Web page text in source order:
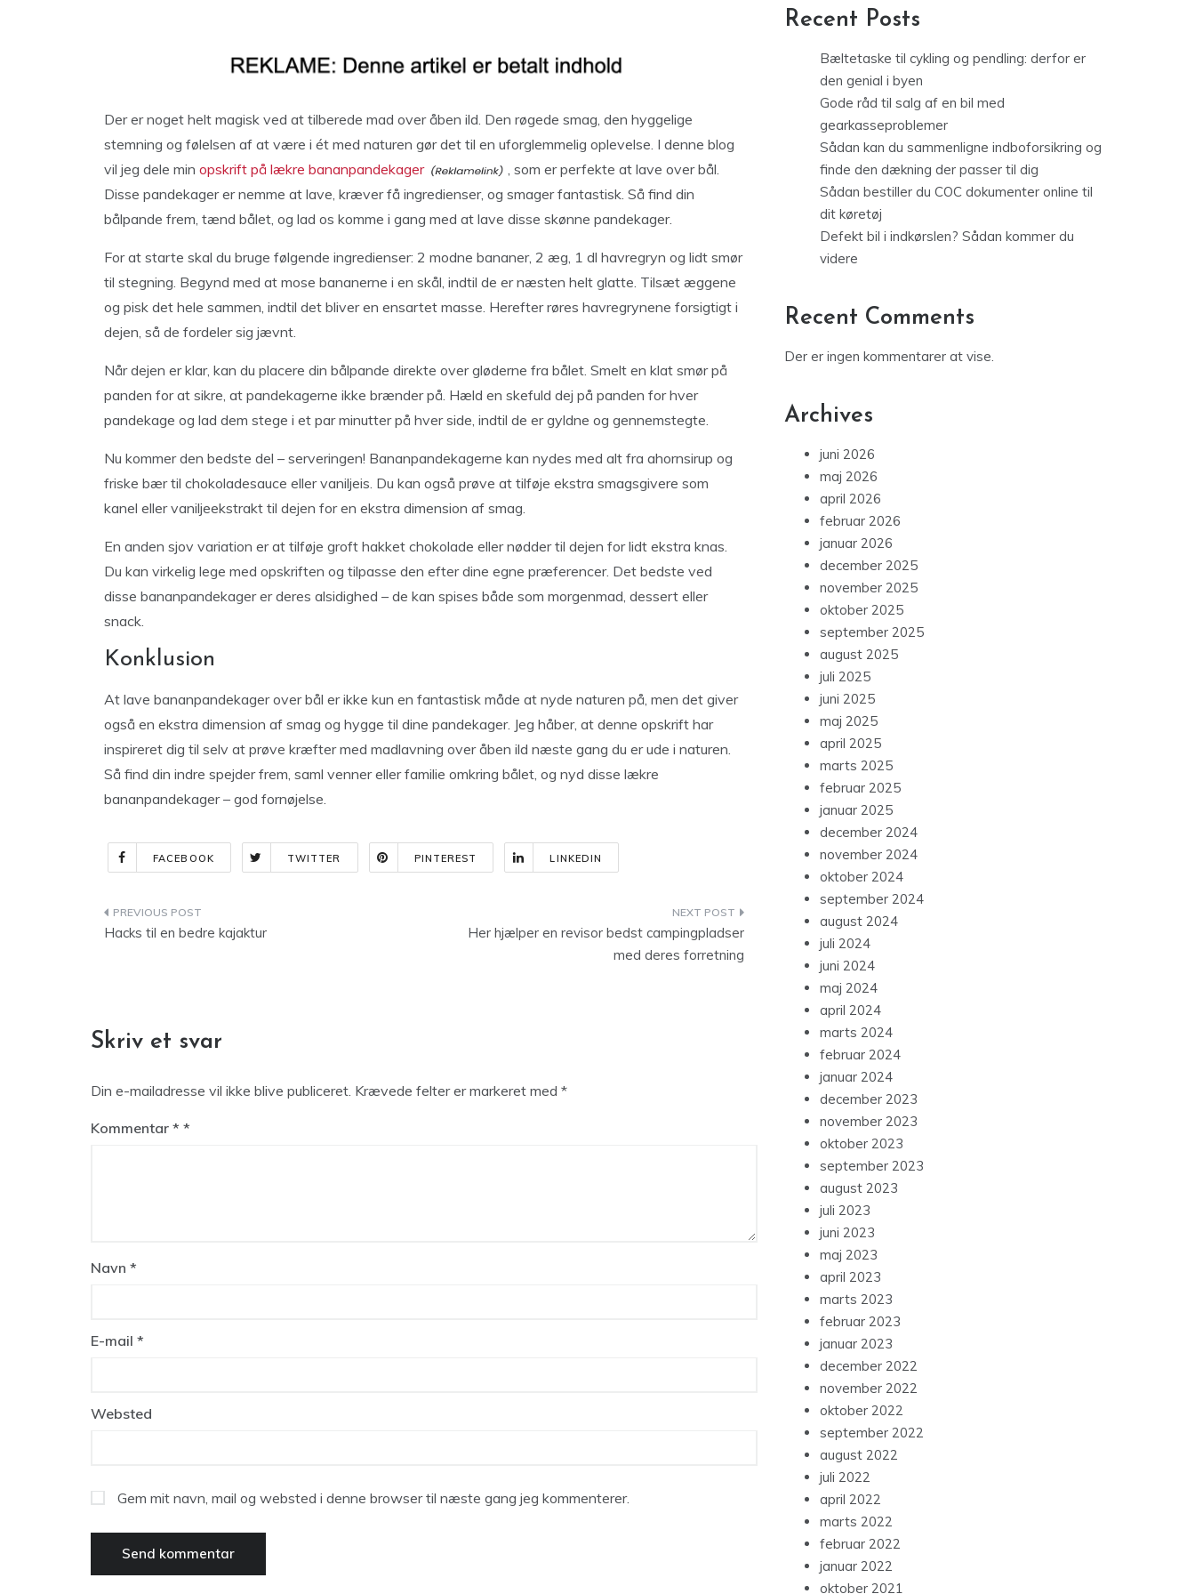
Der er noget helt magisk ved at tilberede mad over åben ild. Den røgede smag, den hyggelige
stemning og følelsen af at være i ét med naturen gør det til en uforglemmelig oplevelse. I denne blog
vil jeg dele min opskrift på lækre bananpandekager
, som er perfekte at lave over bål.
Disse pandekager er nemme at lave, kræver få ingredienser, og smager fantastisk. Så find din
bålpande frem, tænd bålet, og lad os komme i gang med at lave disse skønne pandekager.
For at starte skal du bruge følgende ingredienser: 2 modne bananer, 2 æg, 1 dl havregryn og lidt smør
til stegning. Begynd med at mose bananerne i en skål, indtil de er næsten helt glatte. Tilsæt æggene
og pisk det hele sammen, indtil det bliver en ensartet masse. Herefter røres havregrynene forsigtigt i
dejen, så de fordeler sig jævnt.
Når dejen er klar, kan du placere din bålpande direkte over gløderne fra bålet. Smelt en klat smør på
panden for at sikre, at pandekagerne ikke brænder på. Hæld en skefuld dej på panden for hver
pandekage og lad dem stege i et par minutter på hver side, indtil de er gyldne og gennemstegte.
Nu kommer den bedste del – serveringen! Bananpandekagerne kan nydes med alt fra ahornsirup og
friske bær til chokoladesauce eller vaniljeis. Du kan også prøve at tilføje ekstra smagsgivere som
kanel eller vaniljeekstrakt til dejen for en ekstra dimension af smag.
En anden sjov variation er at tilføje groft hakket chokolade eller nødder til dejen for lidt ekstra knas.
Du kan virkelig lege med opskriften og tilpasse den efter dine egne præferencer. Det bedste ved
disse bananpandekager er deres alsidighed – de kan spises både som morgenmad, dessert eller
snack.
Konklusion
At lave bananpandekager over bål er ikke kun en fantastisk måde at nyde naturen på, men det giver
også en ekstra dimension af smag og hygge til dine pandekager. Jeg håber, at denne opskrift har
inspireret dig til selv at prøve kræfter med madlavning over åben ild næste gang du er ude i naturen.
Så find din indre spejder frem, saml venner eller familie omkring bålet, og nyd disse lækre
bananpandekager – god fornøjelse.
FACEBOOK TWITTER PINTEREST LINKEDIN
Indlægsnavigation
Hacks til en bedre kajaktur
Her hjælper en revisor bedst campingpladser
med deres forretning
Skriv et svar
Din e-mailadresse vil ikke blive publiceret. Krævede felter er markeret med *
Kommentar *
Navn *
E-mail *
Websted
Gem mit navn, mail og websted i denne browser til næste gang jeg kommenterer.
Recent Posts
Bæltetaske til cykling og pendling: derfor er
den genial i byen
Gode råd til salg af en bil med
gearkasseproblemer
Sådan kan du sammenligne indboforsikring og
finde den dækning der passer til dig
Sådan bestiller du COC dokumenter online til
dit køretøj
Defekt bil i indkørslen? Sådan kommer du
videre
Recent Comments
Der er ingen kommentarer at vise.
Archives
juni 2026
maj 2026
april 2026
februar 2026
januar 2026
december 2025
november 2025
oktober 2025
september 2025
august 2025
juli 2025
juni 2025
maj 2025
april 2025
marts 2025
februar 2025
januar 2025
december 2024
november 2024
oktober 2024
september 2024
august 2024
juli 2024
juni 2024
maj 2024
april 2024
marts 2024
februar 2024
januar 2024
december 2023
november 2023
oktober 2023
september 2023
august 2023
juli 2023
juni 2023
maj 2023
april 2023
marts 2023
februar 2023
januar 2023
december 2022
november 2022
oktober 2022
september 2022
august 2022
juli 2022
april 2022
marts 2022
februar 2022
januar 2022
oktober 2021